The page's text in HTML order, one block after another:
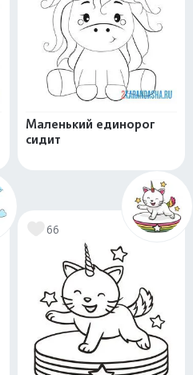
Маленький единорог
сидит
66